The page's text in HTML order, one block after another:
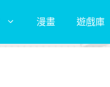
漫畫 遊戲庫